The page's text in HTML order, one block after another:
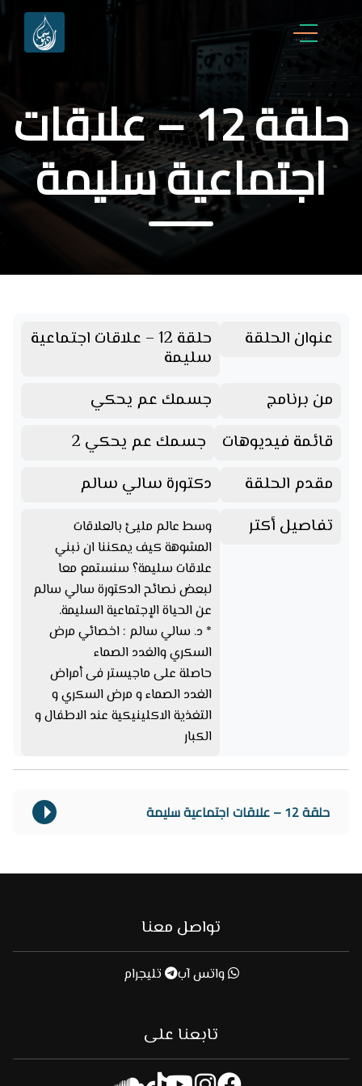
حلقة 12 – علاقات
اجتماعية سليمة
عنوان الحلقة حلقة 12 – علاقات اجتماعية
سليمة
من برنامج
جسمك عم يحكي
قائمة فيديوهات
جسمك عم يحكي 2
مقدم الحلقة
دكتورة سالي سالم
تفاصيل أكتر
وسط عالم مليئ بالعلاقات
المشوهة كيف يمكننا ان نبني
علاقات سليمة؟ سنستمع معا
لبعض نصائح الدكتورة سالي سالم
عن الحياة الإجتماعية السليمة.
* د. سالي سالم : اخصائي مرض
السكري والغدد الصماء
حاصلة على ماجيستر فى أمراض
الغدد الصماء و مرض السكري و
التغذية الاكلينيكية عند الاطفال و
الكبار
حلقة 12 – علاقات اجتماعية سليمة
تواصل معنا
واتس آب تليجرام
تابعنا على